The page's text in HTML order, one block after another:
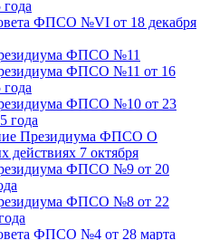
года
ФПСО №VI от 18 декабря
ФПСО №11
ФПСО №11 от 16
года
ФПСО №10 от 23
года
Президиума ФПСО О
действиях 7 октября
ФПСО №9 от 20
ФПСО №8 от 22
ФПСО №4 от 28 марта